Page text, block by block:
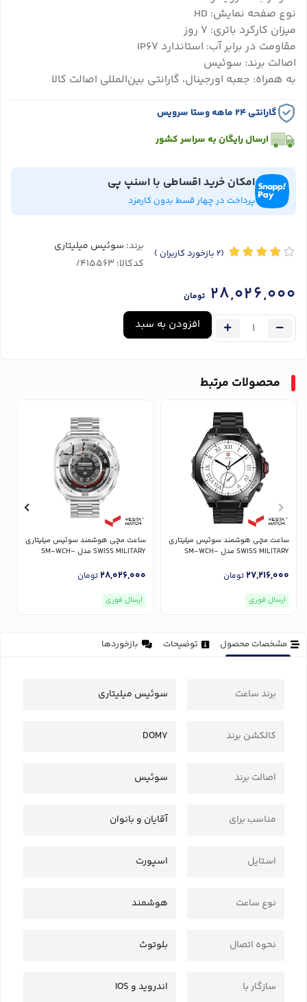
نوع صفحه نمایش: HD
میزان کارکرد باتری: 7 روز
مقاومت در برابر آب: استاندارد IP67
اصالت برند: سوئیس
به همراه: جعبه اورجینال، گارانتی بین‌المللی اصالت کالا
گارانتی ۲۴ ماهه وستا سرویس
ارسال رایگان به سراسر کشور
امکان خرید اقساطی با اسنپ پی
پرداخت در چهار قسط بدون کارمزد
(2 بازخورد کاربران ) برند: سوئیس میلیتاری
کدکالا:
28,026,000 تومان
افزودن به سبد
محصولات مرتبط
ساعت مچی هوشمند سوئیس میلیتاری
SWISS MILITARY مدل SM-WCH-
27,216,000تومان
ارسال فوری
ساعت مچی هوشمند سوئیس میلیتاری
SWISS MILITARY مدل SM-WCH-
28,026,000تومان
ارسال فوری
مشخصات محصول توضیحات بازخوردها
برند ساعت سوئیس میلیتاری
کالکشن برند DOM7
اصالت برند سوئیس
مناسب برای آقایان و بانوان
استایل اسپورت
نوع ساعت هوشمند
نحوه اتصال بلوتوث
سازگار با اندروید و IOS